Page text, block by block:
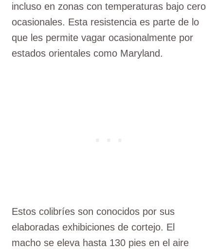
incluso en zonas con temperaturas bajo cero
ocasionales. Esta resistencia es parte de lo
que les permite vagar ocasionalmente por
estados orientales como Maryland.
Estos colibríes son conocidos por sus
elaboradas exhibiciones de cortejo. El
macho se eleva hasta 130 pies en el aire